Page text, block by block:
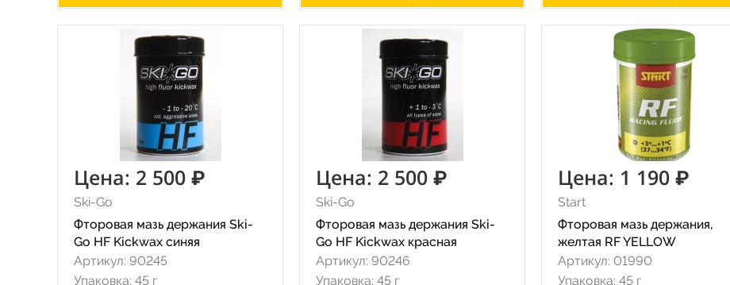
Цена: 2 500 ₽
Ski-Go
Фторовая мазь держания Ski-
Go HF Kickwax синяя
Артикул: 90245
Упаковка: 45 г
Цена: 2 500 ₽
Ski-Go
Фторовая мазь держания Ski-
Go HF Kickwax красная
Артикул: 90246
Упаковка: 45 г
Цена: 1 190 ₽
Start
Фторовая мазь держания,
желтая RF YELLOW
Артикул: 01990
Упаковка: 45 г